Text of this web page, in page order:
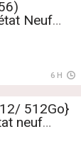
Neuf
6 H
512Go}
neuf